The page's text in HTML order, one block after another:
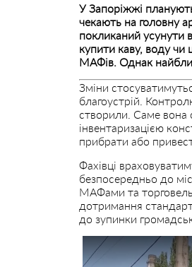
У Запоріжжі
чекають на головну
покликаний усунути
купити каву, воду чи
МАФів. Однак
Зміни
благоустрій.
створили. Саме вона
інвентаризацією
прибрати або
Фахівці
безпосередньо до
МАФами та
дотримання
до зупинки